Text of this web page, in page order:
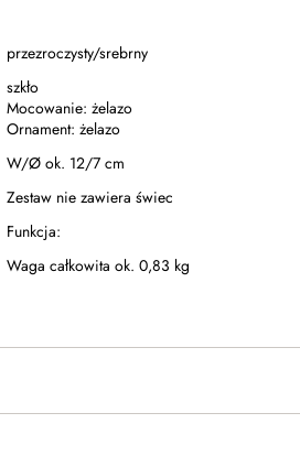
przezroczysty/srebrny
szkło
Mocowanie: żelazo
Ornament: żelazo
W/Ø ok. 12/7 cm
Zestaw nie zawiera świec
Funkcja:
Waga całkowita ok. 0,83 kg